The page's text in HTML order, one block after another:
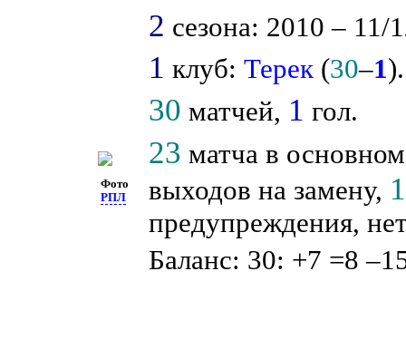
Фото
РПЛ
2 сезона: 2010 – 11/
1 клуб:Терек (30–1).
30 матчей, 1 гол.
23 матча в
выходов на замену,
предупреждения,
Баланс: 30: +7 =8